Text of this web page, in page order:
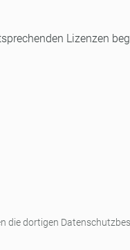
Lizenzen
die dortigen